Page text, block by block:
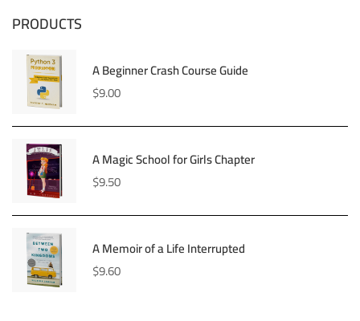
PRODUCTS
A Beginner Crash Course Guide
$9.00
A Magic School for Girls Chapter
$9.50
A Memoir of a Life Interrupted
$9.60